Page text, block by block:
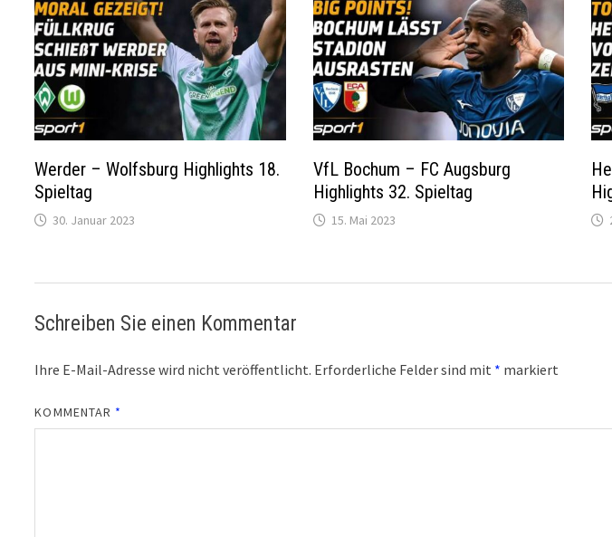
Werder – Wolfsburg Highlights 18.
Spieltag
30. Januar 2023
VfL Bochum – FC Augsburg
Highlights 32. Spieltag
15. Mai 2023
Schreiben Sie einen Kommentar
Ihre E-Mail-Adresse wird nicht veröffentlicht. Erforderliche Felder sind mit * markiert
KOMMENTAR *